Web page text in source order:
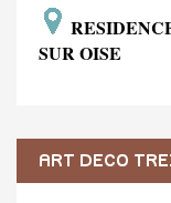
SUR OISE
ART DECO